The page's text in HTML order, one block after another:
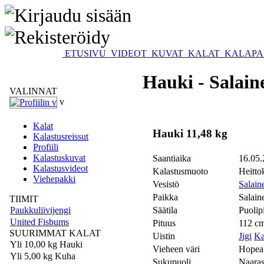
ETUSIVU VIDEOT KUVAT KALAT
VALINNAT
v
Kalat
Kalastusreissut
Profiili
Kalastuskuvat
Kalastusvideot
Viehepakki
TIIMIT
Paukkuliivijengi
United Fisbums
SUURIMMAT KALAT
Yli 10,00 kg Hauki
Yli 5,00 kg Kuha
Hauki -
Hauki 11,48 kg
Saantiaika
Kalastusmuoto
Vesistö
Paikka
Säätila
Pituus
112
Uistin
Jigi
Vieheen väri
Hopea
Sukupuoli
Naaras